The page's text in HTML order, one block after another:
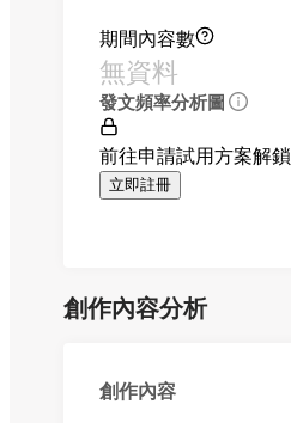
期間內容數
無資料
發文頻率分析圖
前往申請試用方案解鎖
立即註冊
創作內容分析
創作內容